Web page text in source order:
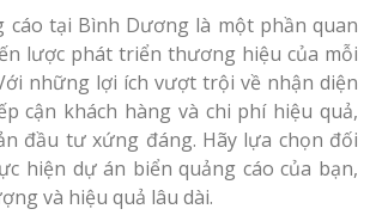
cáo tại Bình Dương là một phần quan
lược phát triển thương hiệu của mỗi
những lợi ích vượt trội về nhận diện
cận khách hàng và chi phí hiệu quả,
đầu tư xứng đáng. Hãy lựa chọn đối
hiện dự án biển quảng cáo của bạn,
và hiệu quả lâu dài.